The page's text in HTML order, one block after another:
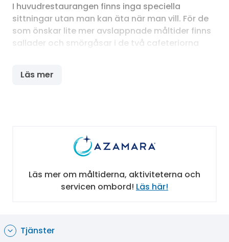
I huvudrestaurangen finns inga speciella
sittningar utan man kan äta när man vill. För de
som önskar lite mer avslappnade måltider finns
sallader och smörgåsar i de två cafeteriorna
Prime C mot extra kostnad. Dessa ingår i
kryssningspriset ingår ett brett urval av drycker,
inklusive vin, sprit och internationella ölsorter
Underhållning, träning och wellness
fest, så finns program för dig. Det finns ett stort
utbud av butiker, kasino, barer och lounger samt
Läs mer
Läs mer om måltiderna, aktiviteterna och
servicen ombord! Läs här!
Tjänster